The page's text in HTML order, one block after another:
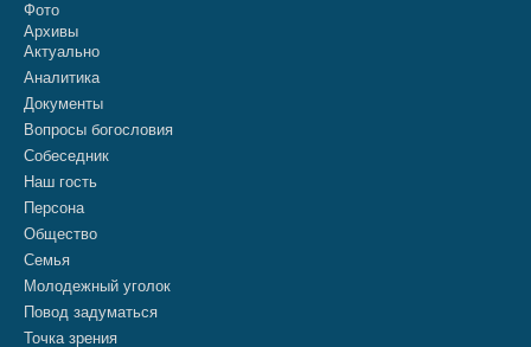
Фото
Архивы
Актуально
Аналитика
Документы
Вопросы богословия
Собеседник
Наш гость
Персона
Общество
Семья
Молодежный уголок
Повод задуматься
Точка зрения